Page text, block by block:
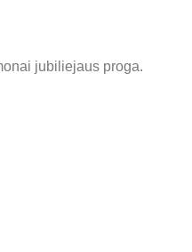
jubiliejaus proga.